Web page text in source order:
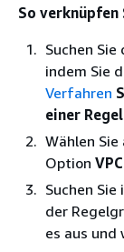
So verknüpfen
Suchen
indem Sie
Verfahren
einer
Wählen
Option
Suchen
der
es aus und